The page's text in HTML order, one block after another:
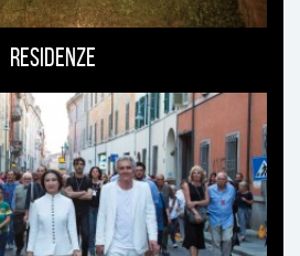
Residenze